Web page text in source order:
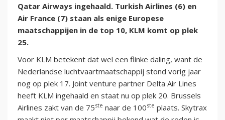
Qatar Airways ingehaald. Turkish Airlines (6) en
Air France (7) staan als enige Europese
maatschappijen in de top 10, KLM komt op plek
25.
Voor KLM betekent dat wel een flinke daling, want de
Nederlandse luchtvaartmaatschappij stond vorig jaar
nog op plek 17. Joint venture partner Delta Air Lines
heeft KLM ingehaald en staat nu op plek 20. Brussels
Airlines zakt van de 75ste naar de 100ste plaats. Skytrax